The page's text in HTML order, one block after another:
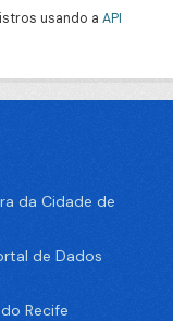
usando a API
da Cidade de
de Dados
Recife